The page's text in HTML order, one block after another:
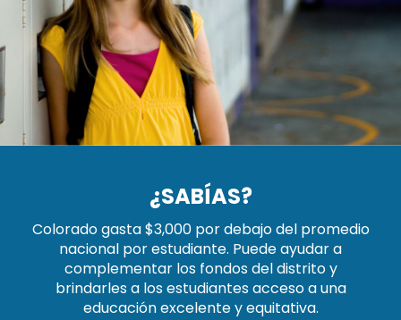
¿SABÍAS?
Colorado gasta $3,000 por debajo del promedio
nacional por estudiante. Puede ayudar a
complementar los fondos del distrito y
brindarles a los estudiantes acceso a una
educación excelente y equitativa.